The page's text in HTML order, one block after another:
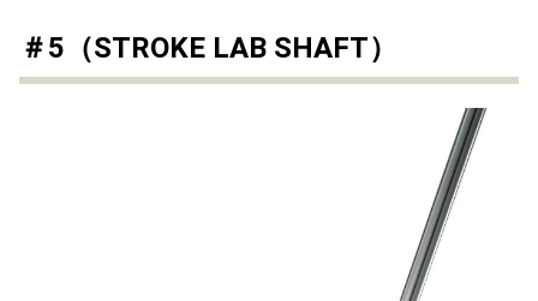
＃5（STROKE LAB SHAFT）